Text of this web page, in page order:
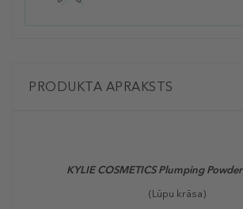
PRODUKTA APRAKSTS
KYLIE COSMETICS Plumping
(Lūpu krāsa)